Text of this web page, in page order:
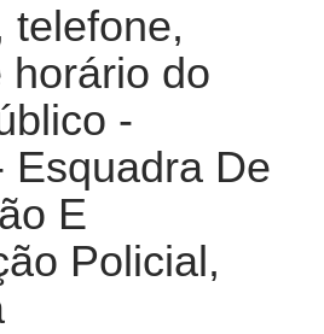
telefone,
horário do
-
Esquadra De
E
Policial,